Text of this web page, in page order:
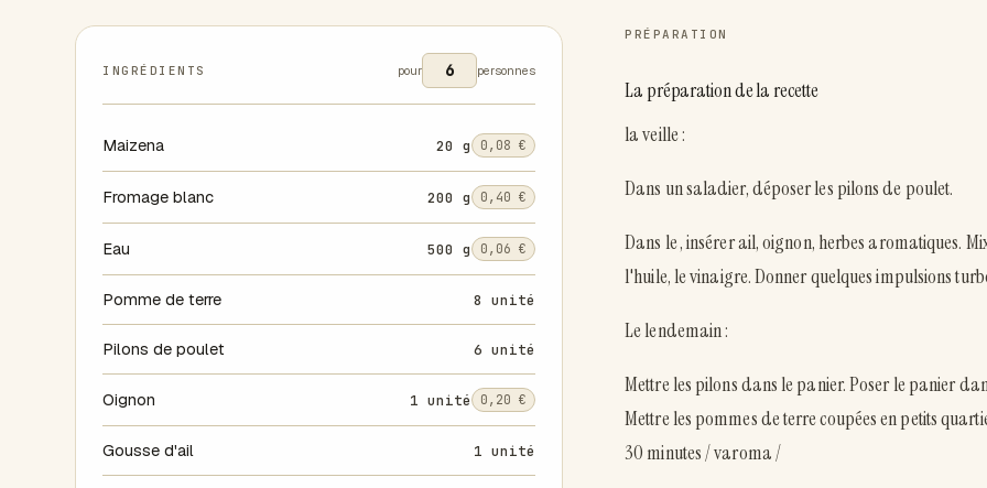
INGRÉDIENTS pour personnes
Maizena 20 g 0,08 €
Fromage blanc 200 g 0,40 €
Eau 500 g 0,06 €
Pomme de terre 8 unité
Pilons de poulet 6 unité
Oignon 1 unité 0,20 €
Gousse d'ail 1 unité
PRÉPARATION
La préparation de la recette
la veille :
Dans un saladier, déposer les pilons de poulet.
Dans le , insérer ail, oignon, herbes aromatiques.
l'huile, le vinaigre. Donner quelques impulsions
Le lendemain :
Mettre les pilons dans le panier. Poser le panier
Mettre les pommes de terre coupées en petits
30 minutes / varoma /